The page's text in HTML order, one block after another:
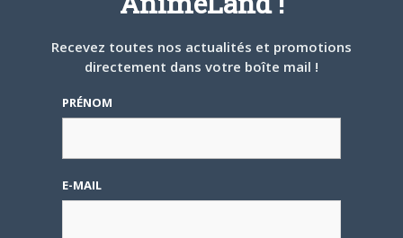
Lors des prémices du
demandé de suivre au
mieux le manga
Recevez toutes nos actualités et promotions
directement dans votre boîte mail !
PRÉNOM
E-MAIL